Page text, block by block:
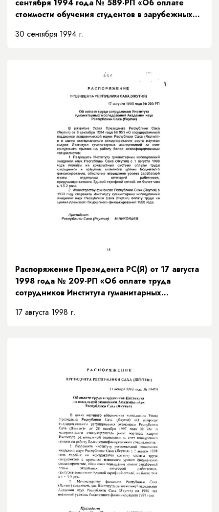
сентября 1994 года № 589-РП «Об оплате
стоимости обучения студентов в зарубежных
30 сентября 1994 г.
Распоряжение Президента РС(Я) от 17 августа
1998 года № 209-РП «Об оплате труда
сотрудников Института гуманитарных
Саха (Якутия)»
17 августа 1998 г.